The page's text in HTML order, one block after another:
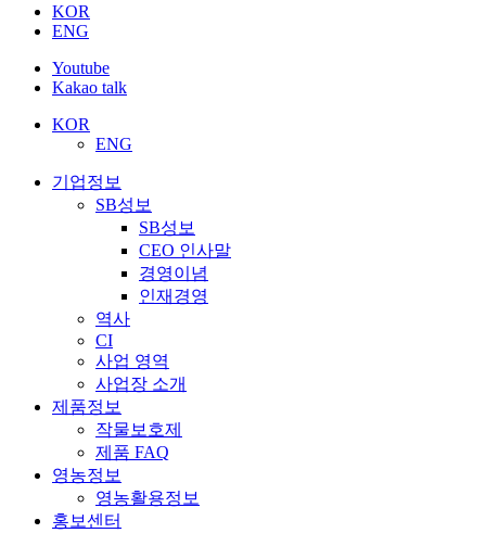
KOR
ENG
Youtube
Kakao talk
KOR
ENG
기업정보
SB성보
SB성보
CEO 인사말
경영이념
인재경영
역사
CI
사업 영역
사업장 소개
제품정보
작물보호제
제품 FAQ
영농정보
영농활용정보
홍보센터